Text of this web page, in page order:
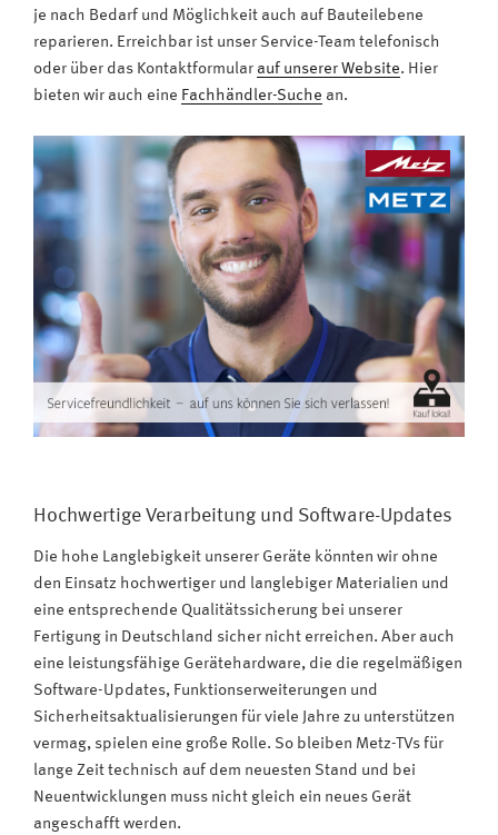
je nach Bedarf und Möglichkeit auch auf Bauteilebene
reparieren. Erreichbar ist unser Service-Team telefonisch
oder über das Kontaktformular auf unserer Website. Hier
bieten wir auch eine Fachhändler-Suche an.
Hochwertige Verarbeitung und Software-Updates
Die hohe Langlebigkeit unserer Geräte könnten wir ohne
den Einsatz hochwertiger und langlebiger Materialien und
eine entsprechende Qualitätssicherung bei unserer
Fertigung in Deutschland sicher nicht erreichen. Aber auch
eine leistungsfähige Gerätehardware, die die regelmäßigen
Software-Updates, Funktionserweiterungen und
Sicherheitsaktualisierungen für viele Jahre zu unterstützen
vermag, spielen eine große Rolle. So bleiben Metz-TVs für
lange Zeit technisch auf dem neuesten Stand und bei
Neuentwicklungen muss nicht gleich ein neues Gerät
angeschafft werden.